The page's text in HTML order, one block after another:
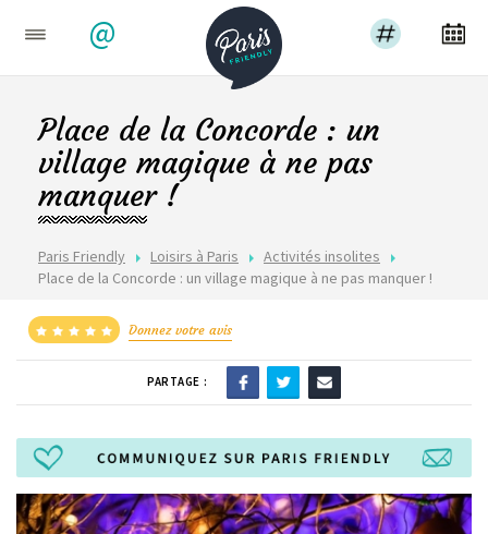
@
Paris Friendly Loisirs à Paris
Activités insolites
Place de la Concorde : un village magique à ne pas manquer !
Place de la Concorde : un
village magique à ne pas
manquer !
Donnez votre avis
PARTAGE :